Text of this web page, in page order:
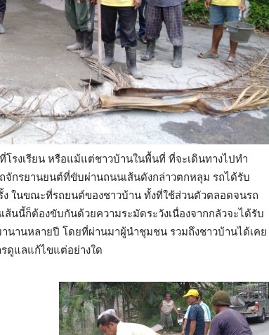
รงเรียน หรือแม้แต่ชาวบ้านในพื้นที่ ที่จะเดินทางไปทำ
กรยานยนต์ที่ขับผ่านถนนเส้นดังกล่าวตกหลุม รถได้รับ
ในขณะที่รถยนต์ของชาวบ้าน ทั้งที่ใช้ส่วนตัวตลอดจนรถ
นนี้ก็ต้องขับกันด้วยความระมัดระวังเนื่องจากกลัวจะได้รับ
นานหลายปี โดยที่ผ่านมาผู้นำชุมชน รวมถึงชาวบ้านได้เคย
ดูแลแก้ไขแต่อย่างใด